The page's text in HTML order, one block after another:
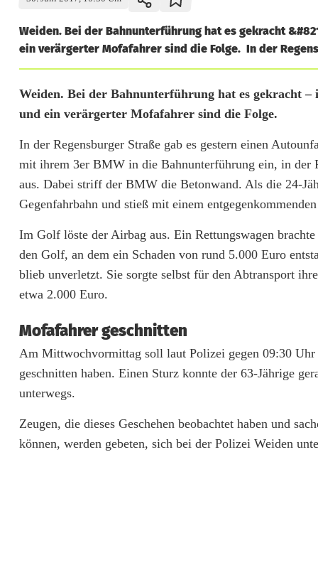
Weiden. Bei der Bahnunterführung hat es gekracht
ein verärgerter Mofafahrer sind die Folge. In der
B
M
W
r
a
c
i
n
G
o
l
Weiden. Bei der Bahnunterführung hat es gekracht
und ein verärgerter Mofafahrer sind die Folge.
In der Regensburger Straße gab es gestern einen
mit ihrem 3er BMW in die Bahnunterführung ein, in der
aus. Dabei striff der BMW die Betonwand. Als die 24-
Gegenfahrbahn und stieß mit einem
Im Golf löste der Airbag aus. Ein Rettungswagen
den Golf, an dem ein Schaden von rund 5.000 Euro
blieb unverletzt. Sie sorgte selbst für den Abtransport
etwa 2.000 Euro.
Mofafahrer geschnitten
Am Mittwochvormittag soll laut Polizei gegen 09:30 Uhr
geschnitten haben. Einen Sturz konnte der 63-Jährige
unterwegs.
Zeugen, die dieses Geschehen beobachtet haben und
können, werden gebeten, sich bei der Polizei Weiden